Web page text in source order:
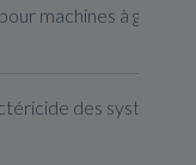
machines à
des systèmes